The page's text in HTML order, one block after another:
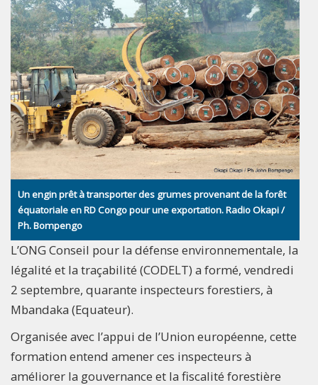
Un engin prêt à transporter des grumes provenant de la forêt
équatoriale en RD Congo pour une exportation. Radio Okapi /
Ph. Bompengo
L’ONG Conseil pour la défense environnementale, la
légalité et la traçabilité (CODELT) a formé, vendredi
2 septembre, quarante inspecteurs forestiers, à
Mbandaka (Equateur).
Organisée avec l’appui de l’Union européenne, cette
formation entend amener ces inspecteurs à
améliorer la gouvernance et la fiscalité forestière